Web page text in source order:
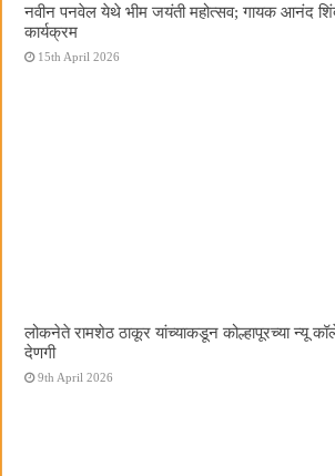
नवीन पनवेल येथे भीम जयंती महोत्सव; गायक आनंद शिंदे
कार्यक्रम
15th April 2026
लोकनेते रामशेठ ठाकूर यांच्याकडून कोल्हापूरच्या न्यू
देणगी
9th April 2026